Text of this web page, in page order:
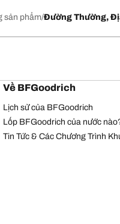
sản phẩm Đường Thường,
Về BFGoodrich
Lịch sử của BFGoodrich
Lốp BFGoodrich của nước
Tin Tức & Các Chương Trình